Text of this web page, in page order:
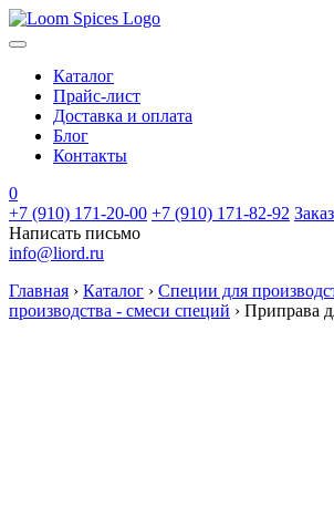
Каталог
Прайс-лист
Доставка и оплата
Блог
Контакты
0
+7 (910) 171-20-00 +7 (910) 171-82-92
Написать письмо
info@liord.ru
Главная › Каталог › Специи для
производства - смеси специй › Приправа